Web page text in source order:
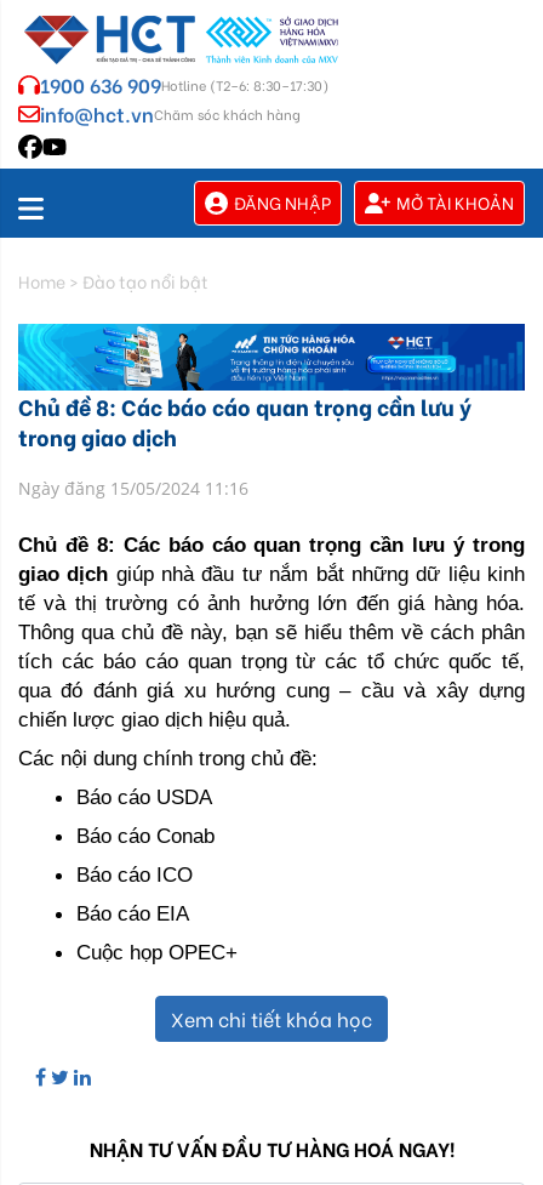
1900 636 909Hotline (T2–6: 8:30–17:30)
info@hct.vnChăm sóc khách hàng
ĐĂNG NHẬP MỞ TÀI KHOẢN
Home > Đào tạo nổi bật
Chủ đề 8: Các báo cáo quan trọng cần lưu ý
trong giao dịch
Ngày đăng 15/05/2024 11:16
Chủ đề 8: Các báo cáo quan trọng cần lưu ý trong
giao dịch giúp nhà đầu tư nắm bắt những dữ liệu kinh
tế và thị trường có ảnh hưởng lớn đến giá hàng hóa.
Thông qua chủ đề này, bạn sẽ hiểu thêm về cách phân
tích các báo cáo quan trọng từ các tổ chức quốc tế,
qua đó đánh giá xu hướng cung – cầu và xây dựng
chiến lược giao dịch hiệu quả.
Các nội dung chính trong chủ đề:
Báo cáo USDA
Báo cáo Conab
Báo cáo ICO
Báo cáo EIA
Cuộc họp OPEC+
Xem chi tiết khóa học
NHẬN TƯ VẤN ĐẦU TƯ HÀNG HOÁ NGAY!